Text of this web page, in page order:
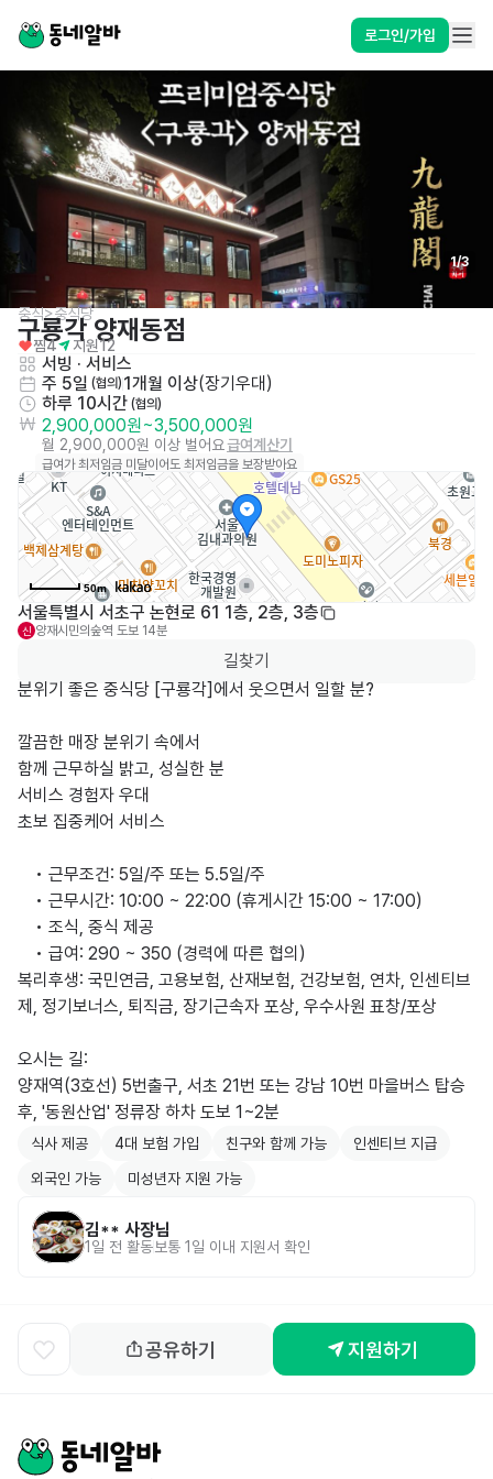
로그인/가입
1/3
중식>중식당
구룡각 양재동점
찜4 지원12
서빙 · 서비스
주 5일 (협의) 1개월 이상(장기우대 )
하루 10시간 (협의)
2,900,000원~3,500,000원
월 2,900,000원 이상 벌어요급여계산기
급여가 최저임금 미달이어도 최저임금을 보장받아요
50m
서울특별시 서초구 논현로 61 1층, 2층, 3층
신 양재시민의숲역 도보 14분
길찾기
분위기 좋은 중식당 [구룡각]에서 웃으면서 일할 분?
깔끔한 매장 분위기 속에서
함께 근무하실 밝고, 성실한 분
서비스 경험자 우대
초보 집중케어 서비스
복리후생: 국민연금, 고용보험, 산재보험, 건강보험, 연차, 인센티브
제, 정기보너스, 퇴직금, 장기근속자 포상, 우수사원 표창/포상
오시는 길:
양재역(3호선) 5번출구, 서초 21번 또는 강남 10번 마을버스 탑승
후, '동원산업' 정류장 하차 도보 1~2분
식사 제공 4대 보험 가입 친구와 함께 가능 인센티브 지급
외국인 가능 미성년자 지원 가능
김** 사장님
1일 전 활동보통 1일 이내 지원서 확인
공유하기 지원하기